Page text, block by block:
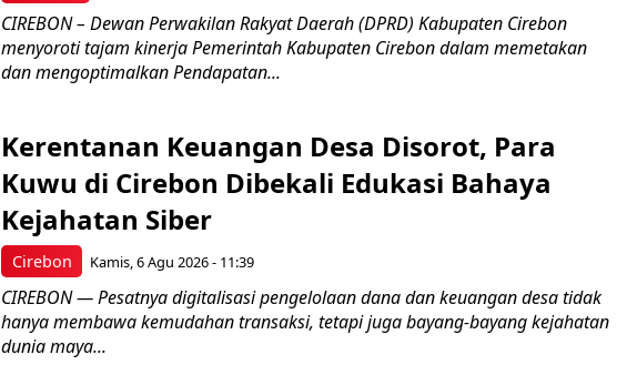
CIREBON – Dewan Perwakilan Rakyat Daerah (DPRD) Kabupaten Cirebon
menyoroti tajam kinerja Pemerintah Kabupaten Cirebon dalam memetakan
dan mengoptimalkan Pendapatan...
Cirebon
Kerentanan Keuangan Desa Disorot, Para
Kuwu di Cirebon Dibekali Edukasi Bahaya
Kejahatan Siber
Kamis, 6 Agu 2026 - 11:39
CIREBON — Pesatnya digitalisasi pengelolaan dana dan keuangan desa tidak
hanya membawa kemudahan transaksi, tetapi juga bayang-bayang kejahatan
dunia maya...